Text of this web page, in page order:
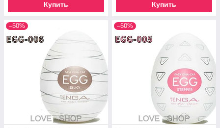
Купить Купить
–50% –50%